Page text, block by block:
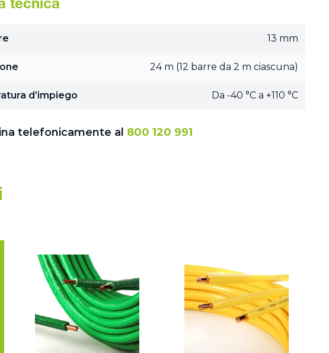
tecnica
13 mm
24 m (12 barre da 2 m ciascuna)
d’impiego Da -40 °C a +110 °C
telefonicamente al 800 120 991